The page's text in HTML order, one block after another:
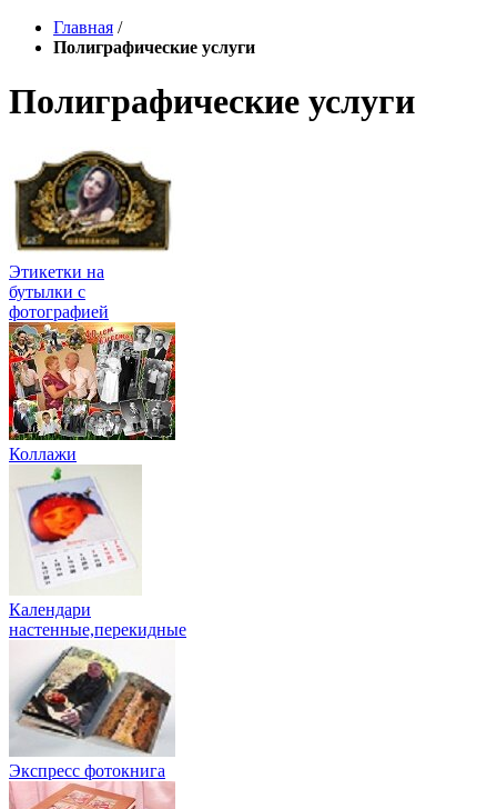
Главная /
Полиграфические услуги
Полиграфические услуги
Этикетки на
бутылки c
фотографией
Коллажи
Календари
настенные,перекидные
Экспресс фотокнига